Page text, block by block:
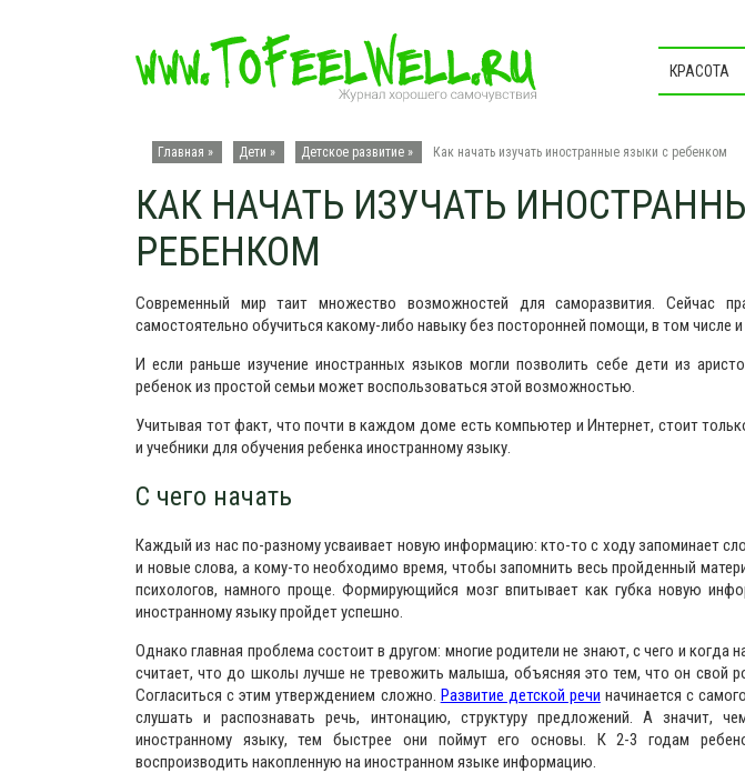
КРАСОТА
Главная » Дети » Детское развитие » Как начать изучать иностранные языки с ребенком
КАК НАЧАТЬ ИЗУЧАТЬ
РЕБЕНКОМ
Современный мир таит множество возможностей для саморазвития. Сейчас
самостоятельно обучиться какому-либо навыку без посторонней помощи, в том числе
И если раньше изучение иностранных языков могли позволить себе дети из
ребенок из простой семьи может воспользоваться этой возможностью.
Учитывая тот факт, что почти в каждом доме есть компьютер и Интернет, стоит
и учебники для обучения ребенка иностранному языку.
С чего начать
Каждый из нас по-разному усваивает новую информацию: кто-то с ходу запоминает
и новые слова, а кому-то необходимо время, чтобы запомнить весь пройденный
психологов, намного проще. Формирующийся мозг впитывает как губка новую
иностранному языку пройдет успешно.
Однако главная проблема состоит в другом: многие родители не знают, с чего и когда
считает, что до школы лучше не тревожить малыша, объясняя это тем, что он свой
Согласиться с этим утверждением сложно. Развитие детской речи начинается с
слушать и распознавать речь, интонацию, структуру предложений. А значит,
иностранному языку, тем быстрее они поймут его основы. К 2-3 годам
воспроизводить накопленную на иностранном языке информацию.